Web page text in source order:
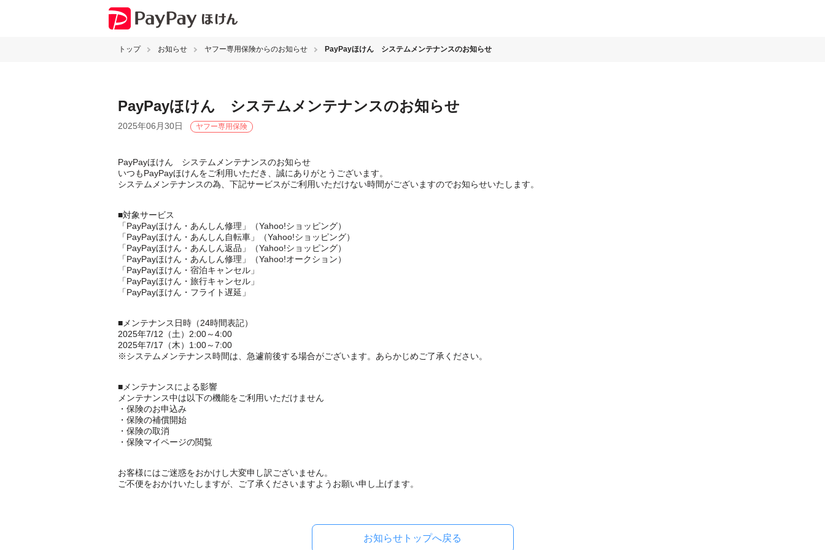
トップ お知らせ ヤフー専用保険からのお知らせ PayPayほけん システムメンテナンスのお知らせ
PayPayほけん システムメンテナンスのお知らせ
2025年06月30日 ヤフー専用保険
PayPayほけん システムメンテナンスのお知らせ
いつもPayPayほけんをご利用いただき、誠にありがとうございます。
システムメンテナンスの為、下記サービスがご利用いただけない時間がございますのでお知らせいたします。
■対象サービス
「PayPayほけん・あんしん修理」（Yahoo!ショッピング）
「PayPayほけん・あんしん自転車」（Yahoo!ショッピング）
「PayPayほけん・あんしん返品」（Yahoo!ショッピング）
「PayPayほけん・あんしん修理」（Yahoo!オークション）
「PayPayほけん・宿泊キャンセル」
「PayPayほけん・旅行キャンセル」
「PayPayほけん・フライト遅延」
■メンテナンス日時（24時間表記）
2025年7/12（土）2:00～4:00
2025年7/17（木）1:00～7:00
※システムメンテナンス時間は、急遽前後する場合がございます。あらかじめご了承ください。
■メンテナンスによる影響
メンテナンス中は以下の機能をご利用いただけません
・保険のお申込み
・保険の補償開始
・保険の取消
・保険マイページの閲覧
お客様にはご迷惑をおかけし大変申し訳ございません。
ご不便をおかけいたしますが、ご了承くださいますようお願い申し上げます。
お知らせトップへ戻る